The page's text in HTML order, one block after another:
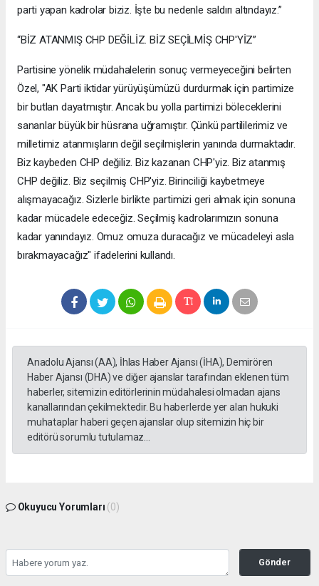
parti yapan kadrolar biziz. İşte bu nedenle saldırı altındayız.”
“BİZ ATANMIŞ CHP DEĞİLİZ. BİZ SEÇİLMİŞ CHP'YİZ”
Partisine yönelik müdahalelerin sonuç vermeyeceğini belirten
Özel, "AK Parti iktidar yürüyüşümüzü durdurmak için partimize
bir butlan dayatmıştır. Ancak bu yolla partimizi böleceklerini
sananlar büyük bir hüsrana uğramıştır. Çünkü partililerimiz ve
milletimiz atanmışların değil seçilmişlerin yanında durmaktadır.
Biz kaybeden CHP değiliz. Biz kazanan CHP'yiz. Biz atanmış
CHP değiliz. Biz seçilmiş CHP'yiz. Birinciliği kaybetmeye
alışmayacağız. Sizlerle birlikte partimizi geri almak için sonuna
kadar mücadele edeceğiz. Seçilmiş kadrolarımızın sonuna
kadar yanındayız. Omuz omuza duracağız ve mücadeleyi asla
bırakmayacağız" ifadelerini kullandı.
Anadolu Ajansı (AA), İhlas Haber Ajansı (İHA), Demirören
Haber Ajansı (DHA) ve diğer ajanslar tarafından eklenen tüm
haberler, sitemizin editörlerinin müdahalesi olmadan ajans
kanallarından çekilmektedir. Bu haberlerde yer alan hukuki
muhataplar haberi geçen ajanslar olup sitemizin hiç bir
editörü sorumlu tutulamaz...
Okuyucu Yorumları (0)
Gönder